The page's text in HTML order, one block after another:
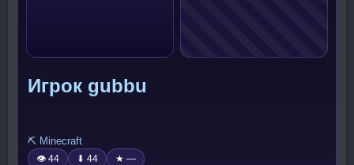
Игрок gubbu
⛏️ Minecraft
👁 44 ⬇ 44 ★ —